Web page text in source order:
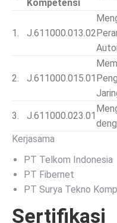
Kompetensi
1. J.611000.013.02
2. J.611000.015.01
3.
J.611000.023.01
Kerjasama
PT Telkom Indonesia
PT Fibernet
PT Surya Tekno
Sertifikasi